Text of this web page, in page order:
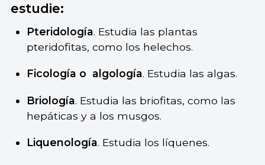
estudie:
Pteridología. Estudia las plantas
pteridofitas, como los helechos.
Ficología o algología. Estudia las algas.
Briología. Estudia las briofitas, como las
hepáticas y a los musgos.
Liquenología. Estudia los líquenes.